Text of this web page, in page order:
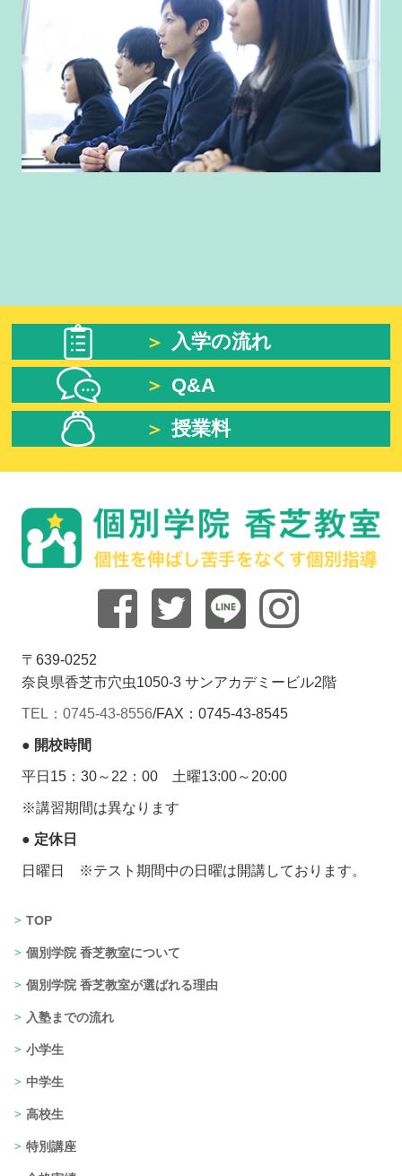
入学の流れ
Q&A
授業料
〒639-0252
奈良県香芝市穴虫1050-3 サンアカデミービル2階
TEL：0745-43-8556/FAX：0745-43-8545
● 開校時間
平日15：30～22：00 土曜13:00～20:00
※講習期間は異なります
● 定休日
日曜日 ※テスト期間中の日曜は開講しております。
TOP
個別学院 香芝教室について
個別学院 香芝教室が選ばれる理由
入塾までの流れ
小学生
中学生
高校生
特別講座